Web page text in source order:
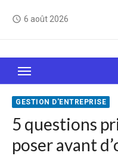
access_time 6 août 2026
Le Web, c'est
sait jamais
GESTION D'ENTREPRISE
5 questions
poser avant